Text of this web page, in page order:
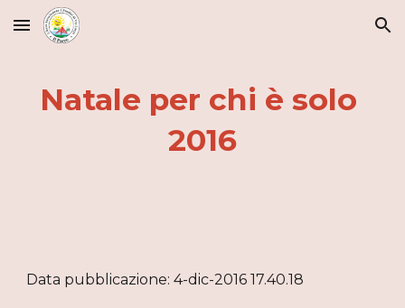
Skip to main content Skip to navigation
Natale per chi è solo
2016
Data pubblicazione: 4-dic-2016 17.40.18